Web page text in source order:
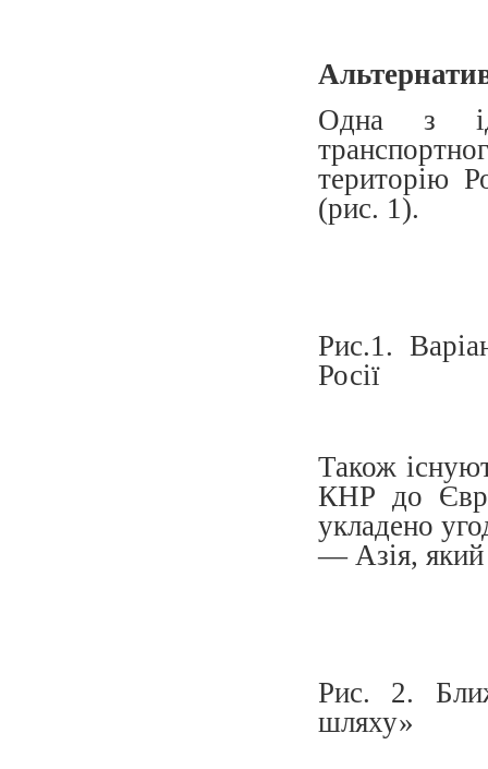
Одна з
територію
(рис. 1).
Рис.1.
Росії
Також
КНР до
укладено
— Азія, який
Рис. 2.
шляху»